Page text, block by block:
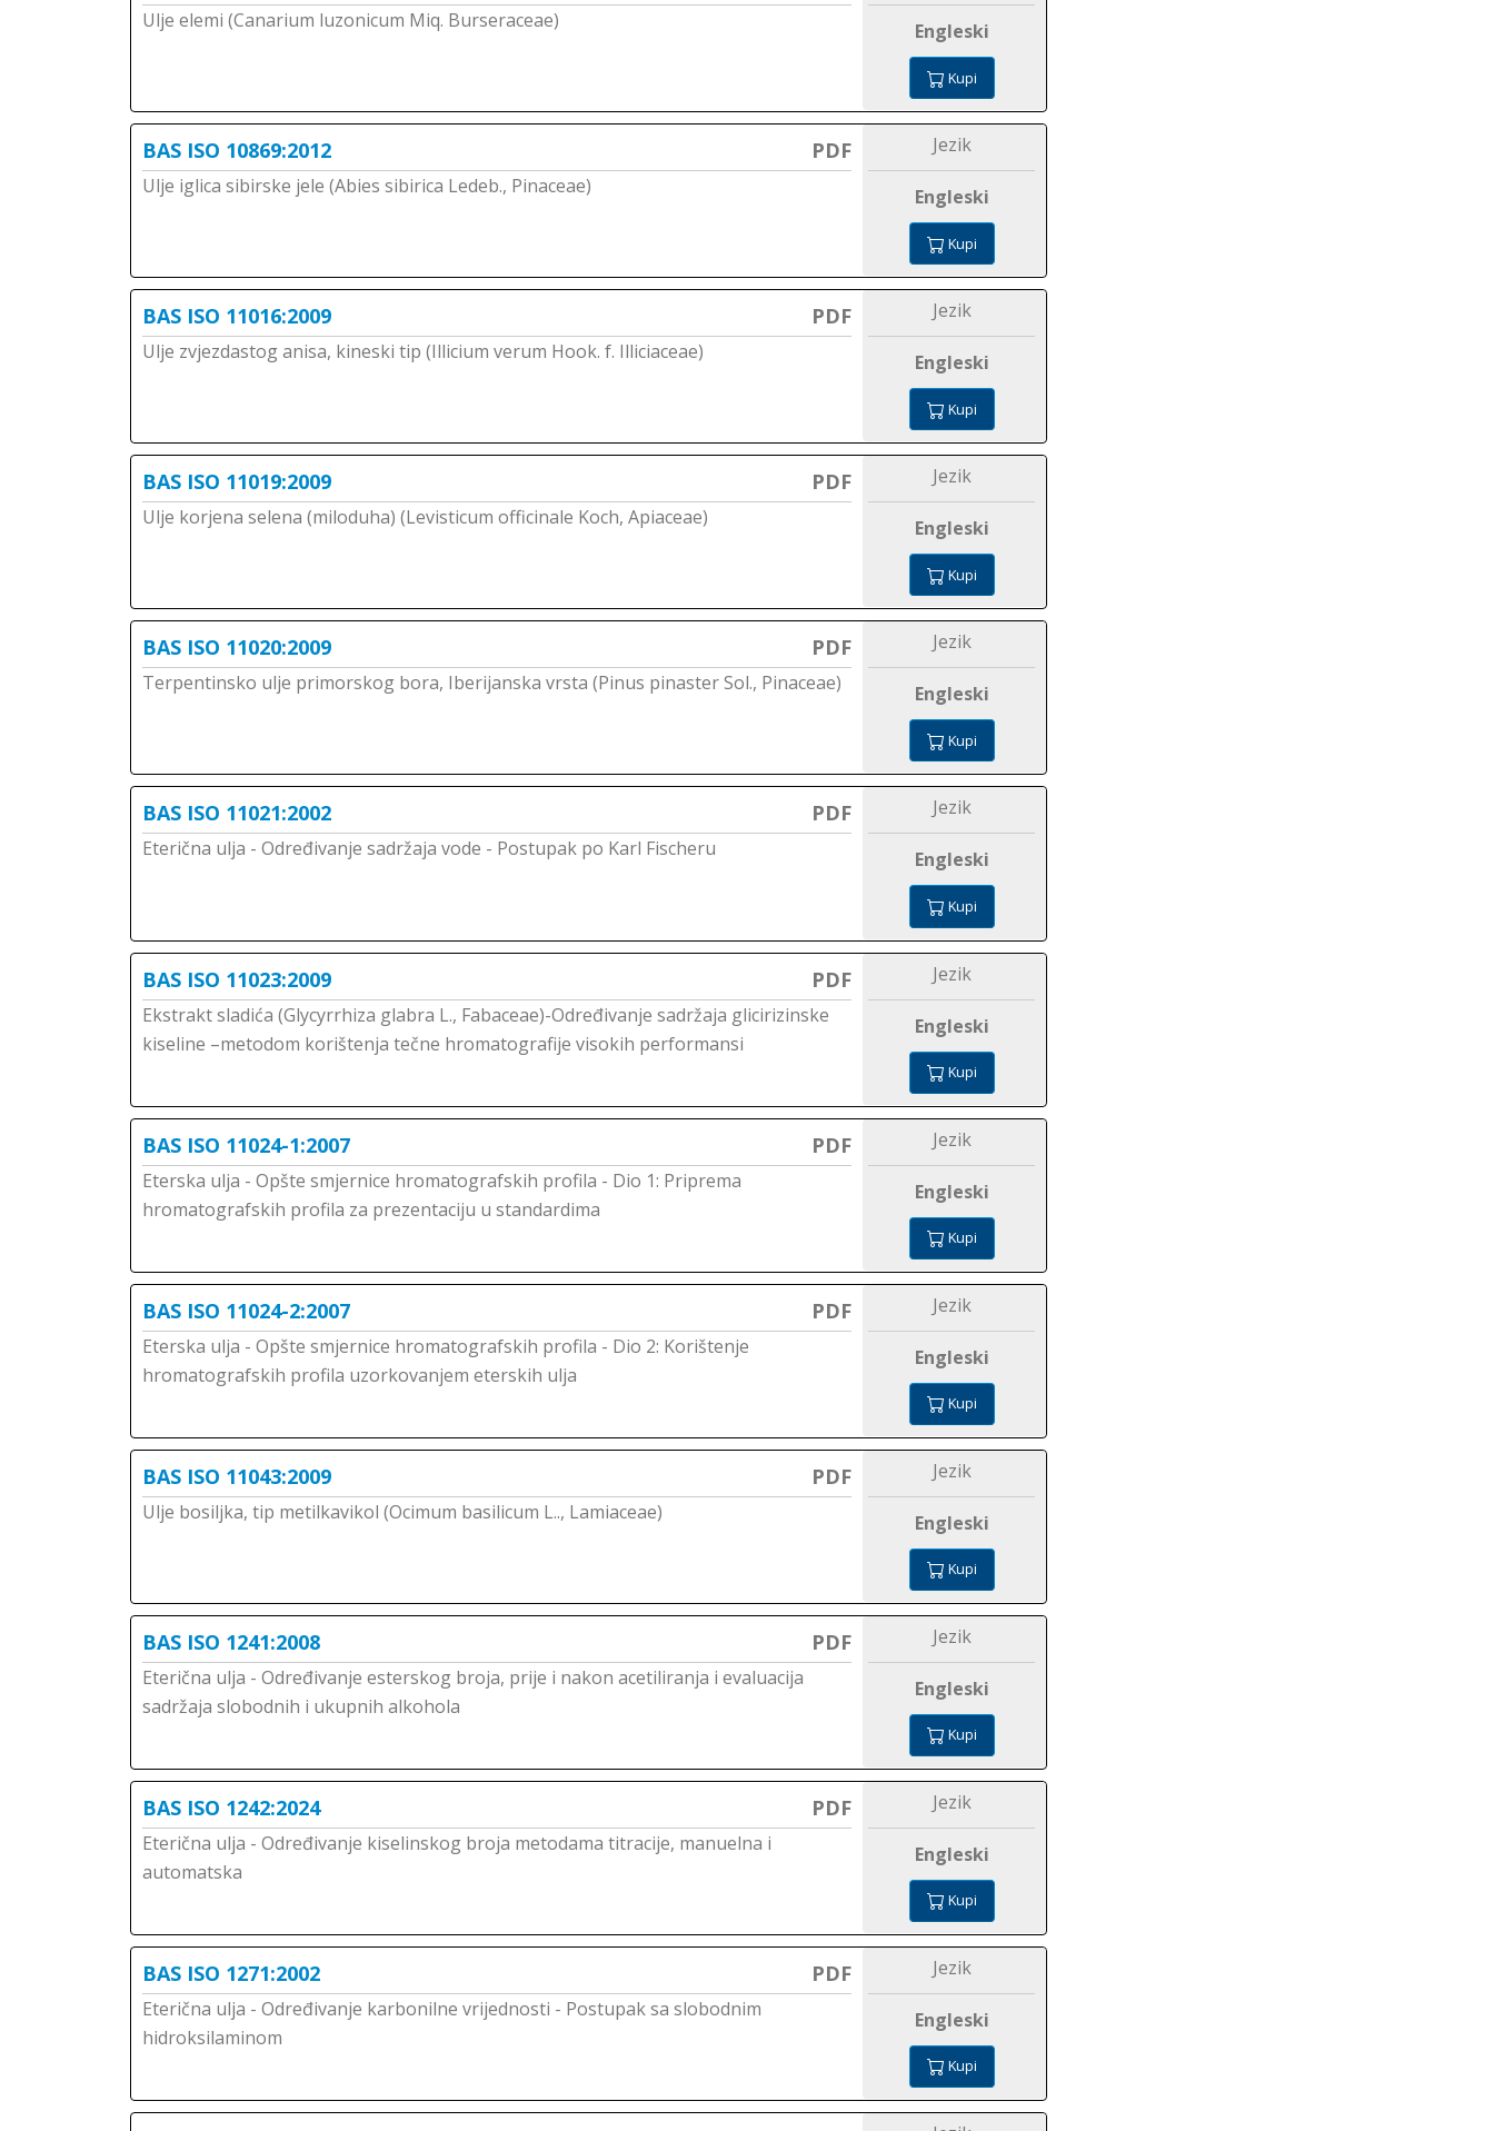
Ulje elemi (Canarium luzonicum Miq. Burseraceae) Engleski
Kupi
BAS ISO 10869:2012 PDF
Ulje iglica sibirske jele (Abies sibirica Ledeb., Pinaceae)
Jezik
Engleski
Kupi
BAS ISO 11016:2009 PDF
Ulje zvjezdastog anisa, kineski tip (Illicium verum Hook. f. Illiciaceae)
Jezik
Engleski
Kupi
BAS ISO 11019:2009 PDF
Ulje korjena selena (miloduha) (Levisticum officinale Koch, Apiaceae)
Jezik
Engleski
Kupi
BAS ISO 11020:2009 PDF
Terpentinsko ulje primorskog bora, Iberijanska vrsta (Pinus pinaster Sol., Pinaceae)
Jezik
Engleski
Kupi
BAS ISO 11021:2002 PDF
Eterična ulja - Određivanje sadržaja vode - Postupak po Karl Fischeru
Jezik
Engleski
Kupi
BAS ISO 11023:2009 PDF
Ekstrakt sladića (Glycyrrhiza glabra L., Fabaceae)-Određivanje sadržaja glicirizinske
kiseline –metodom korištenja tečne hromatografije visokih performansi
Jezik
Engleski
Kupi
BAS ISO 11024-1:2007 PDF
Eterska ulja - Opšte smjernice hromatografskih profila - Dio 1: Priprema
hromatografskih profila za prezentaciju u standardima
Jezik
Engleski
Kupi
BAS ISO 11024-2:2007 PDF
Eterska ulja - Opšte smjernice hromatografskih profila - Dio 2: Korištenje
hromatografskih profila uzorkovanjem eterskih ulja
Jezik
Engleski
Kupi
BAS ISO 11043:2009 PDF
Ulje bosiljka, tip metilkavikol (Ocimum basilicum L.., Lamiaceae)
Jezik
Engleski
Kupi
BAS ISO 1241:2008 PDF
Eterična ulja - Određivanje esterskog broja, prije i nakon acetiliranja i evaluacija
sadržaja slobodnih i ukupnih alkohola
Jezik
Engleski
Kupi
BAS ISO 1242:2024 PDF
Eterična ulja - Određivanje kiselinskog broja metodama titracije, manuelna i
automatska
Jezik
Engleski
Kupi
BAS ISO 1271:2002 PDF
Eterična ulja - Određivanje karbonilne vrijednosti - Postupak sa slobodnim
hidroksilaminom
Jezik
Engleski
Kupi